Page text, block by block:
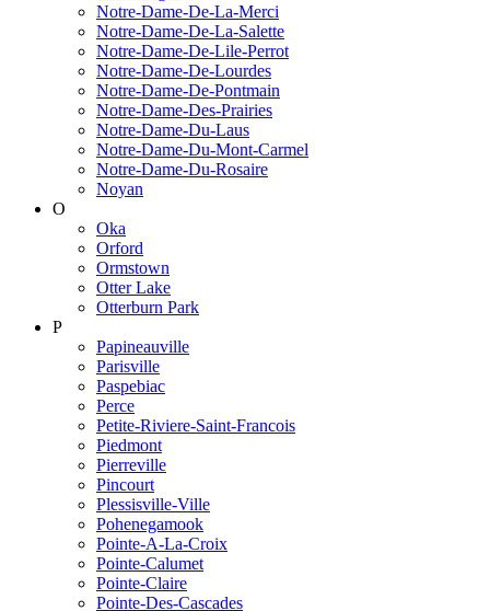
Notre-Dame-De-La-Merci
Notre-Dame-De-La-Salette
Notre-Dame-De-Lile-Perrot
Notre-Dame-De-Lourdes
Notre-Dame-De-Pontmain
Notre-Dame-Des-Prairies
Notre-Dame-Du-Laus
Notre-Dame-Du-Mont-Carmel
Notre-Dame-Du-Rosaire
Noyan
O
Oka
Orford
Ormstown
Otter Lake
Otterburn Park
P
Papineauville
Parisville
Paspebiac
Perce
Petite-Riviere-Saint-Francois
Piedmont
Pierreville
Pincourt
Plessisville-Ville
Pohenegamook
Pointe-A-La-Croix
Pointe-Calumet
Pointe-Claire
Pointe-Des-Cascades